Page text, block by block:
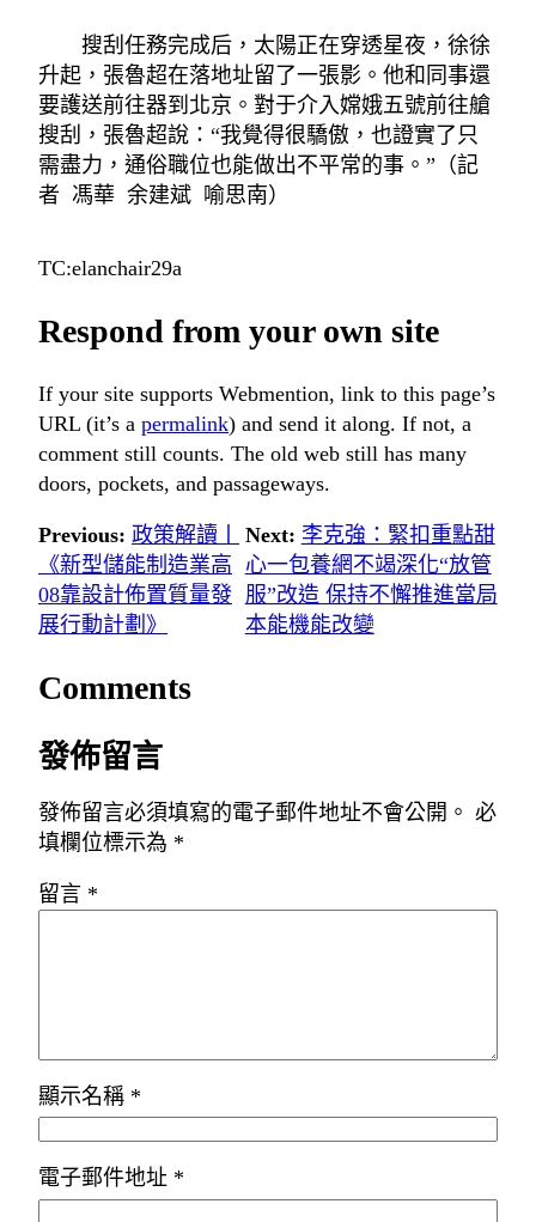
搜刮任務完成后，太陽正在穿透星夜，徐徐
升起，張魯超在落地址留了一張影。他和同事還
要護送前往器到北京。對于介入嫦娥五號前往艙
搜刮，張魯超說：“我覺得很驕傲，也證實了只
需盡力，通俗職位也能做出不平常的事。”（記
者 馮華 余建斌 喻思南）
TC:elanchair29a
Respond from your own site
If your site supports Webmention, link to this page’s
URL (it’s a permalink) and send it along. If not, a
comment still counts. The old web still has many
doors, pockets, and passageways.
Previous: 政策解讀丨
《新型儲能制造業高
08靠設計佈置質量發
展行動計劃》
Next: 李克強：緊扣重點甜
心一包養網不竭深化“放管
服”改造 保持不懈推進當局
本能機能改變
Comments
發佈留言
發佈留言必須填寫的電子郵件地址不會公開。 必
填欄位標示為 *
留言 *
顯示名稱 *
電子郵件地址 *